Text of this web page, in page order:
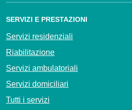
SERVIZI E PRESTAZIONI
Servizi residenziali
Riabilitazione
Servizi ambulatoriali
Servizi domiciliari
Tutti i servizi